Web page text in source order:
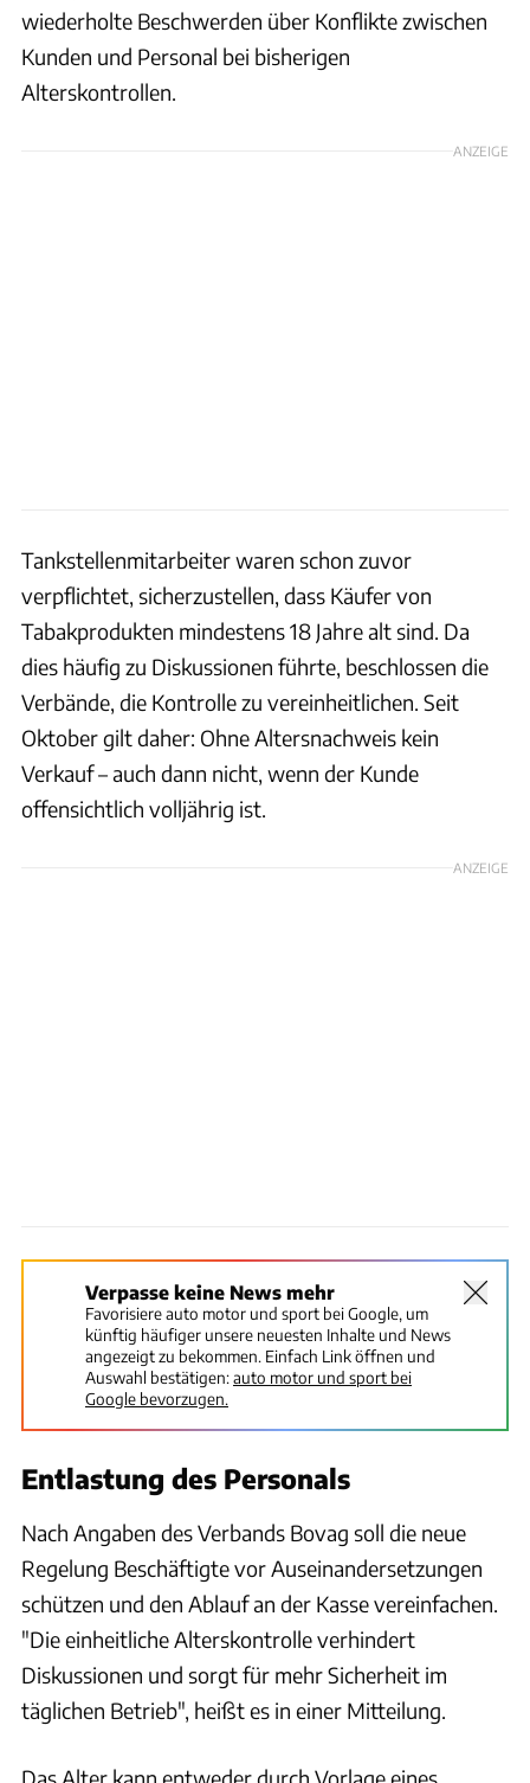
wiederholte Beschwerden über Konflikte zwischen
Kunden und Personal bei bisherigen
Alterskontrollen.
ANZEIGE
Tankstellenmitarbeiter waren schon zuvor
verpflichtet, sicherzustellen, dass Käufer von
Tabakprodukten mindestens 18 Jahre alt sind. Da
dies häufig zu Diskussionen führte, beschlossen die
Verbände, die Kontrolle zu vereinheitlichen. Seit
Oktober gilt daher: Ohne Altersnachweis kein
Verkauf – auch dann nicht, wenn der Kunde
offensichtlich volljährig ist.
ANZEIGE
Verpasse keine News mehr
Favorisiere auto motor und sport bei Google, um
künftig häufiger unsere neuesten Inhalte und News
angezeigt zu bekommen. Einfach Link öffnen und
Auswahl bestätigen:auto motor und sport bei
Google bevorzugen.
Entlastung des Personals
Nach Angaben des Verbands Bovag soll die neue
Regelung Beschäftigte vor Auseinandersetzungen
schützen und den Ablauf an der Kasse vereinfachen.
"Die einheitliche Alterskontrolle verhindert
Diskussionen und sorgt für mehr Sicherheit im
täglichen Betrieb", heißt es in einer Mitteilung.
Das Alter kann entweder durch Vorlage eines